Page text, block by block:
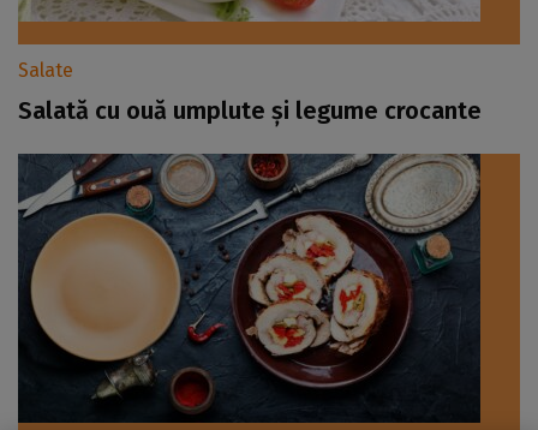
Salate
Salată cu ouă umplute și legume crocante